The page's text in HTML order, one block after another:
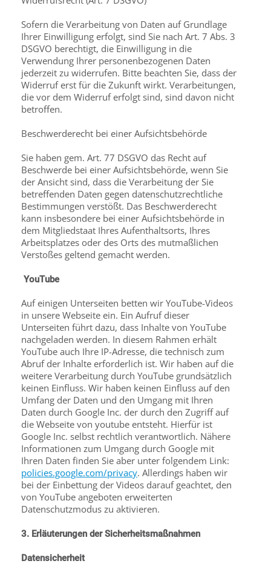
Sofern die Verarbeitung von Daten auf Grundlage
Ihrer Einwilligung erfolgt, sind Sie nach Art. 7 Abs. 3
DSGVO berechtigt, die Einwilligung in die
Verwendung Ihrer personenbezogenen Daten
jederzeit zu widerrufen. Bitte beachten Sie, dass der
Widerruf erst für die Zukunft wirkt. Verarbeitungen,
die vor dem Widerruf erfolgt sind, sind davon nicht
betroffen.
Beschwerderecht bei einer Aufsichtsbehörde
Sie haben gem. Art. 77 DSGVO das Recht auf
Beschwerde bei einer Aufsichtsbehörde, wenn Sie
der Ansicht sind, dass die Verarbeitung der Sie
betreffenden Daten gegen datenschutzrechtliche
Bestimmungen verstößt. Das Beschwerderecht
kann insbesondere bei einer Aufsichtsbehörde in
dem Mitgliedstaat Ihres Aufenthaltsorts, Ihres
Arbeitsplatzes oder des Orts des mutmaßlichen
Verstoßes geltend gemacht werden.
YouTube
Auf einigen Unterseiten betten wir YouTube-Videos
in unsere Webseite ein. Ein Aufruf dieser
Unterseiten führt dazu, dass Inhalte von YouTube
nachgeladen werden. In diesem Rahmen erhält
YouTube auch Ihre IP-Adresse, die technisch zum
Abruf der Inhalte erforderlich ist. Wir haben auf die
weitere Verarbeitung durch YouTube grundsätzlich
keinen Einfluss. Wir haben keinen Einfluss auf den
Umfang der Daten und den Umgang mit Ihren
Daten durch Google Inc. der durch den Zugriff auf
die Webseite von youtube entsteht. Hierfür ist
Google Inc. selbst rechtlich verantwortlich. Nähere
Informationen zum Umgang durch Google mit
Ihren Daten finden Sie aber unter folgendem Link:
policies.google.com/privacy. Allerdings haben wir
bei der Einbettung der Videos darauf geachtet, den
von YouTube angeboten erweiterten
Datenschutzmodus zu aktivieren.
3. Erläuterungen der Sicherheitsmaßnahmen
Datensicherheit